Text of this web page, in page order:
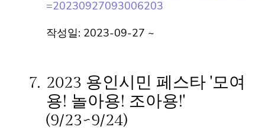
q_bbsCode=1013&q_clCode=1&q_bbsctt
Sn=20230927093006203
2023 용인시민 페스타 '모여
용! 놀아용! 조아용!'